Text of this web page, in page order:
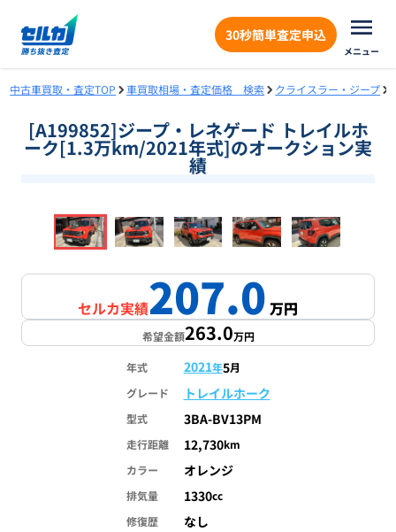
30秒簡単査定申込
メニュー
中古車買取・査定TOP 車買取相場・査定価格 検索 クライスラー・ジープ
[A199852]ジープ・レネゲード トレイルホ
ーク[1.3万km/2021年式]のオークション実
績
1/18
セルカ実績207.0万円
希望金額263.0万円
年式 2021年5月
グレード
トレイルホーク
型式 3BA-BV13PM
走行距離 12,730km
カラー
オレンジ
排気量 1330cc
修復歴
なし